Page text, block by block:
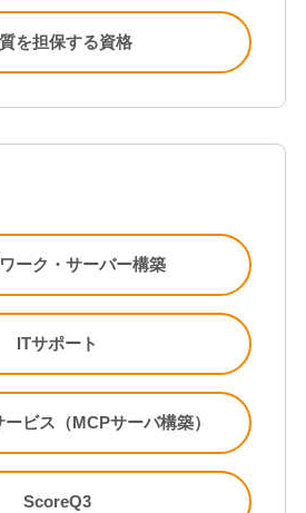
を担保する資格
ーク・サーバー構築
ITサポート
ビス（MCPサーバ構築）
ScoreQ3